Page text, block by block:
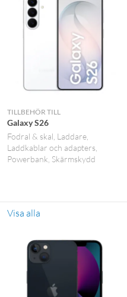
TILLBEHÖR TILL
Galaxy S26
Fodral & skal Laddare
Laddkablar och adapters
Powerbank Skärmskydd
Visa alla